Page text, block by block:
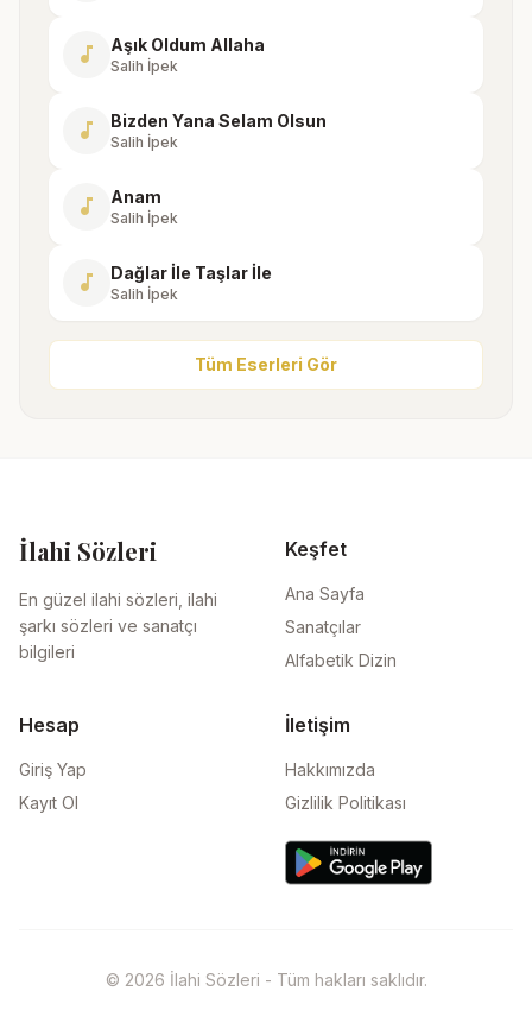
music_note Aşık Oldum Allaha
Salih İpek
music_note Bizden Yana Selam Olsun
Salih İpek
music_note Anam
Salih İpek
music_note Dağlar İle Taşlar İle
Salih İpek
Tüm Eserleri Gör
İlahi Sözleri
En güzel ilahi sözleri, ilahi
şarkı sözleri ve sanatçı
bilgileri
Keşfet
Ana Sayfa
Sanatçılar
Alfabetik Dizin
Hesap
Giriş Yap
Kayıt Ol
İletişim
Hakkımızda
Gizlilik Politikası
© 2026 İlahi Sözleri - Tüm hakları saklıdır.